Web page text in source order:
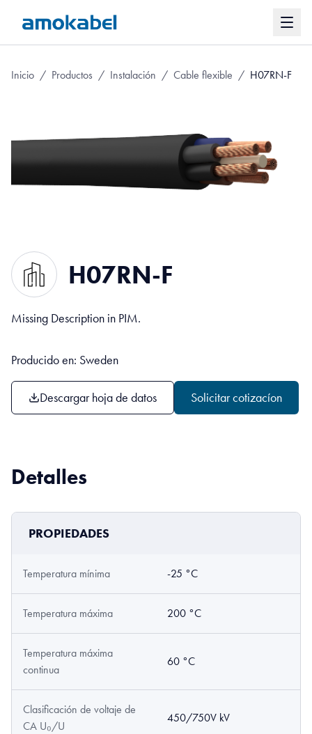
Inicio / Productos / Instalación / Cable flexible / H07RN-F
H07RN-F
Missing Description in PIM.
Producido en: Sweden
Descargar hoja de datos Solicitar cotizacíon
Detalles
PROPIEDADES
Temperatura mínima -25 °C
Temperatura máxima 200 °C
Temperatura máxima
continua
60 °C
Clasificación de voltaje de
CA U₀/U
450/750V kV